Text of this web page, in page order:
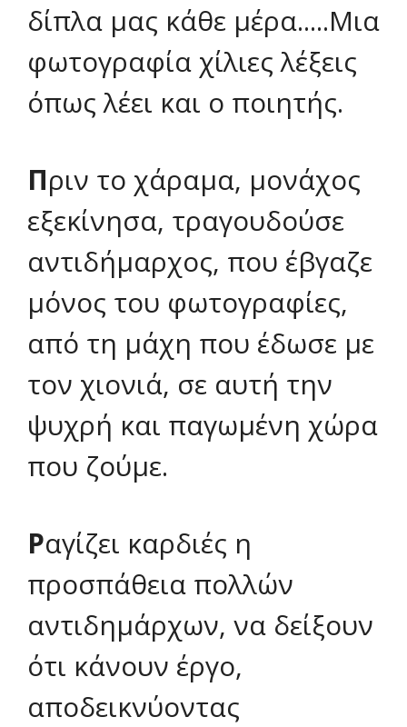
δίπλα μας κάθε μέρα.....Μια
φωτογραφία χίλιες λέξεις
όπως λέει και ο ποιητής.
Πριν το χάραμα, μονάχος
εξεκίνησα, τραγουδούσε
αντιδήμαρχος, που έβγαζε
μόνος του φωτογραφίες,
από τη μάχη που έδωσε με
τον χιονιά, σε αυτή την
ψυχρή και παγωμένη χώρα
που ζούμε.
Ραγίζει καρδιές η
προσπάθεια πολλών
αντιδημάρχων, να δείξουν
ότι κάνουν έργο,
αποδεικνύοντας